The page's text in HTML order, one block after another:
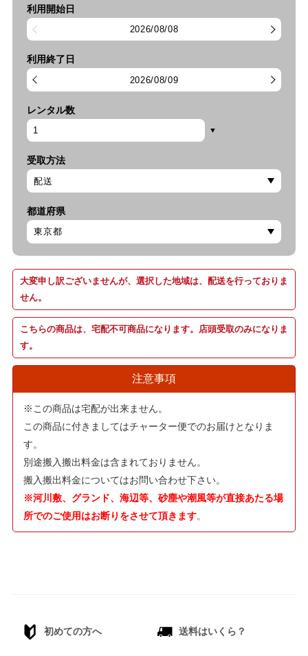
利用開始日
2026/08/08
利用終了日
2026/08/09
レンタル数
受取方法
都道府県
大変申し訳ございませんが、選択した地域は、配送を行っておりま
せん。
こちらの商品は、宅配不可商品になります。店頭受取のみになりま
す。
注意事項
※この商品は宅配が出来ません。
この商品に付きましてはチャーター便でのお届けとなりま
す。
別途搬入搬出料金は含まれておりません。
搬入搬出料金についてはお問い合わせ下さい。
※河川敷、グランド、海辺等、砂塵や潮風等が直接あたる場
所でのご使用はお断りをさせて頂きます。
初めての方へ 送料はいくら？